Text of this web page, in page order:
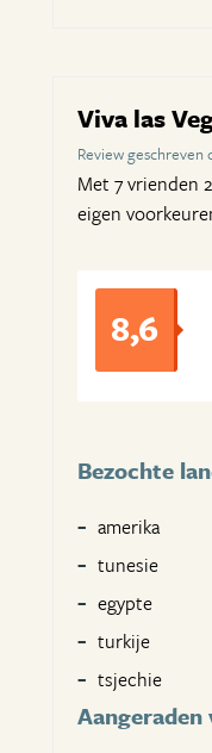
Viva las
Review
Met 7 vrienden
eigen
8,6
Bezochte
amerika
tunesie
egypte
turkije
tsjechie
Aangeraden